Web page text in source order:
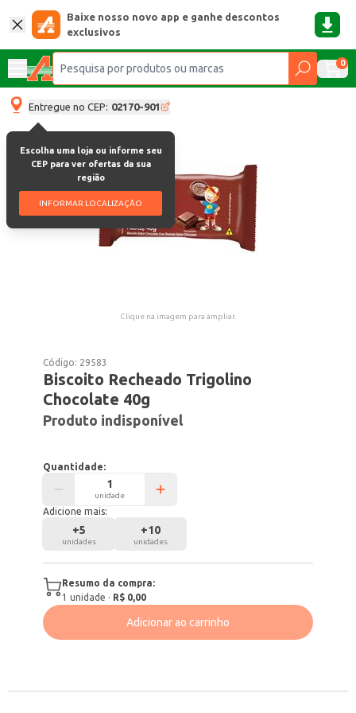
Baixe nosso novo app e ganhe descontos
exclusivos
0
Entregue no CEP: 02170-901
Escolha uma loja ou informe seu
CEP para ver ofertas da sua
região
INFORMAR LOCALIZAÇÃO
Clique na imagem para ampliar.
Código: 29583
Biscoito Recheado Trigolino
Chocolate 40g
Produto indisponível
Quantidade:
unidade
Adicione mais:
+5
unidades
+10
unidades
Resumo da compra:
1 unidade · R$ 0,00
Adicionar ao carrinho